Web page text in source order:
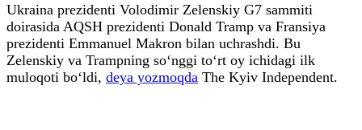
Ukraina prezidenti Volodimir Zelenskiy G7 sammiti
doirasida AQSH prezidenti Donald Tramp va Fransiya
prezidenti Emmanuel Makron bilan uchrashdi. Bu
Zelenskiy va Trampning so‘nggi to‘rt oy ichidagi ilk
muloqoti bo‘ldi, deya yozmoqda The Kyiv Independent.